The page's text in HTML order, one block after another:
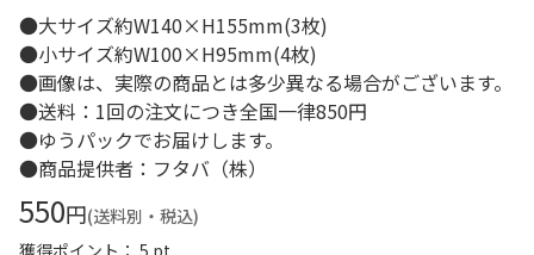
●大サイズ約W140×H155mm(3枚)
●小サイズ約W100×H95mm(4枚)
●画像は、実際の商品とは多少異なる場合がございます。
●送料：1回の注文につき全国一律850円
●ゆうパックでお届けします。
●商品提供者：フタバ（株）
550円(送料別・税込)
獲得ポイント： 5 pt